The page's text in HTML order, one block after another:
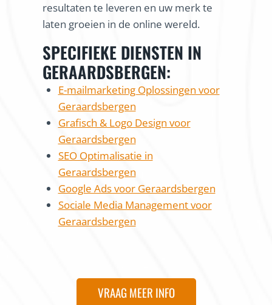
resultaten te leveren en uw merk te
laten groeien in de online wereld.
SPECIFIEKE DIENSTEN IN
GERAARDSBERGEN:
E-mailmarketing Oplossingen voor
Geraardsbergen
Grafisch & Logo Design voor
Geraardsbergen
SEO Optimalisatie in
Geraardsbergen
Google Ads voor Geraardsbergen
Sociale Media Management voor
Geraardsbergen
VRAAG MEER INFO